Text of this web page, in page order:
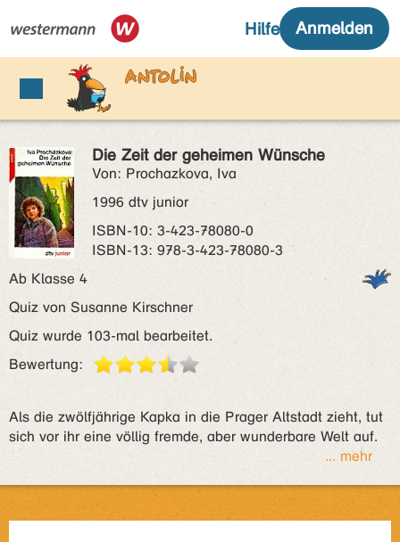
Die Zeit der geheimen Wünsche
Von: Prochazkova, Iva
1996 dtv junior
ISBN‑10: 3-423-78080-0
ISBN‑13: 978-3-423-78080-3
Ab Klasse 4
Quiz von Susanne Kirschner
Quiz wurde 103-mal bearbeitet.
Bewertung:
Als die zwölfjährige Kapka in die Prager Altstadt zieht, tut
sich vor ihr eine völlig fremde, aber wunderbare Welt auf.
... mehr